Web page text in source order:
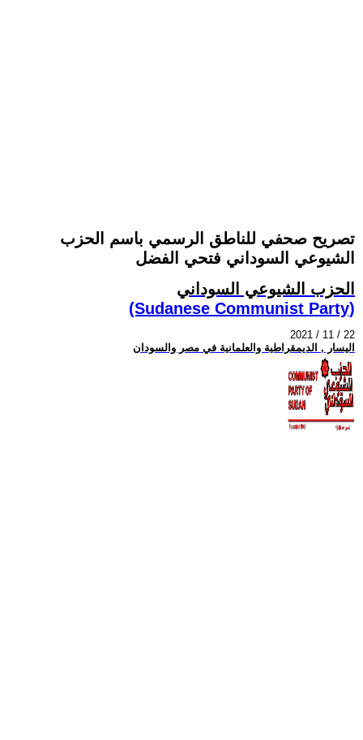
تصريح صحفي للناطق الرسمي باسم الحزب
الشيوعي السوداني فتحي الفضل
الحزب الشيوعي السوداني
(Sudanese Communist Party)
2021 / 11 / 22
اليسار , الديمقراطية والعلمانية في مصر والسودان